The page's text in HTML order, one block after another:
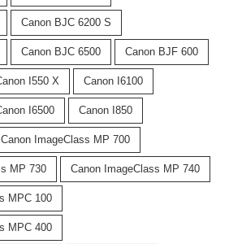
Canon BJC 6200 S
Canon BJC 6500 Canon BJF 600
I550 X Canon I6100
I6500 Canon I850
Canon ImageClass MP 700
MP 730 Canon ImageClass MP 740
MPC 100
MPC 400